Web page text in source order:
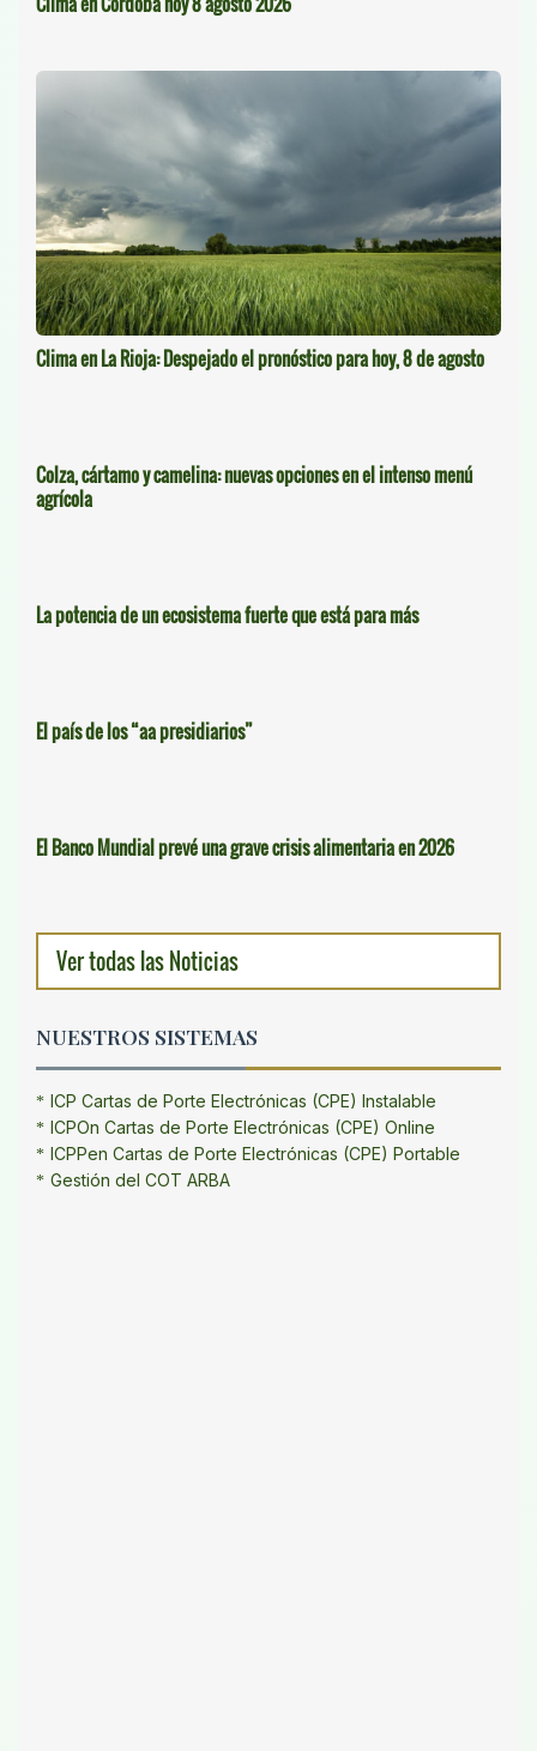
Clima en La Rioja: Despejado el pronóstico para hoy, 8 de agosto
Colza, cártamo y camelina: nuevas opciones en el intenso menú
agrícola
La potencia de un ecosistema fuerte que está para más
El país de los “aa presidiarios”
El Banco Mundial prevé una grave crisis alimentaria en 2026
Ver todas las Noticias
NUESTROS SISTEMAS
ICP Cartas de Porte Electrónicas (CPE) Instalable
ICPOn Cartas de Porte Electrónicas (CPE) Online
ICPPen Cartas de Porte Electrónicas (CPE) Portable
Gestión del COT ARBA